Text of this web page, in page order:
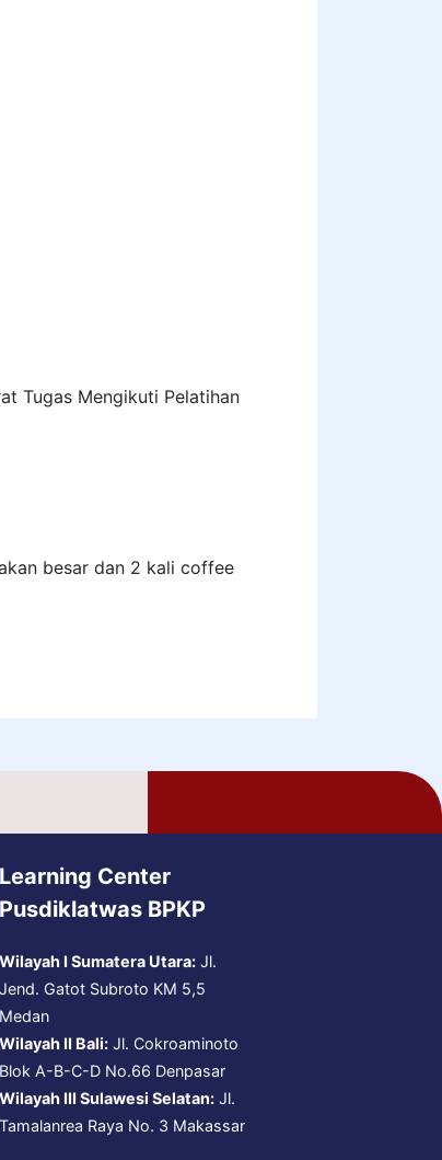
Tugas Mengikuti Pelatihan
besar dan 2 kali coffee
Learning Center
Pusdiklatwas BPKP
Wilayah I Sumatera Utara: Jl.
Jend. Gatot Subroto KM 5,5
Medan
Wilayah II Bali: Jl. Cokroaminoto
Blok A-B-C-D No.66 Denpasar
Wilayah III Sulawesi Selatan: Jl.
Tamalanrea Raya No. 3 Makassar